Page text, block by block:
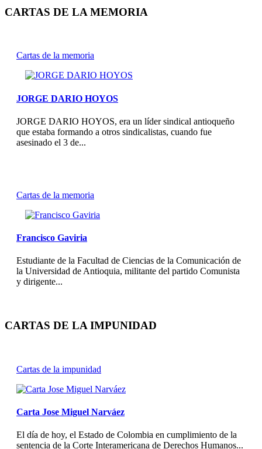
CARTAS DE LA MEMORIA
Cartas de la memoria
JORGE DARIO HOYOS
JORGE DARIO HOYOS, era un líder sindical antioqueño
que estaba formando a otros sindicalistas, cuando fue
asesinado el 3 de...
Cartas de la memoria
Francisco Gaviria
Estudiante de la Facultad de Ciencias de la Comunicación de
la Universidad de Antioquia, militante del partido Comunista
y dirigente...
CARTAS DE LA IMPUNIDAD
Cartas de la impunidad
Carta Jose Miguel Narváez
El día de hoy, el Estado de Colombia en cumplimiento de la
sentencia de la Corte Interamericana de Derechos Humanos...